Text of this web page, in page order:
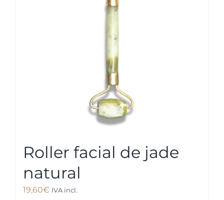
Roller facial de jade
natural
19,60€ IVA incl.